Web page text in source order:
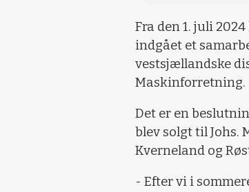
Fra den 1. juli
indgået et
vestsjællandske
Maskinforretning.
Det er en
blev solgt til Johs.
Kverneland og
- Efter vi i